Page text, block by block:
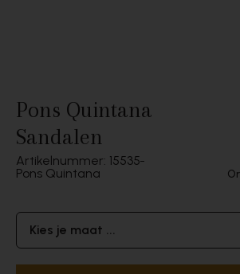
Pons Quintana
Sandalen
Artikelnummer: 15535
Pons Quintana
Kies je maat ...